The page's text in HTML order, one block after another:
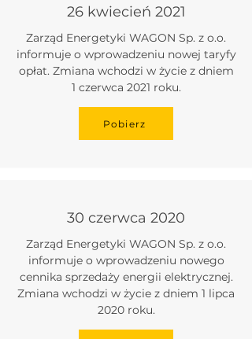
26 kwiecień 2021
Zarząd Energetyki WAGON Sp. z o.o.
informuje o wprowadzeniu nowej taryfy
opłat. Zmiana wchodzi w życie z dniem
1 czerwca 2021 roku.
Pobierz
30 czerwca 2020
Zarząd Energetyki WAGON Sp. z o.o.
informuje o wprowadzeniu nowego
cennika sprzedaży energii elektrycznej.
Zmiana wchodzi w życie z dniem 1 lipca
2020 roku.